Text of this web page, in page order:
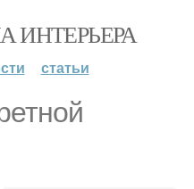
ИНТЕРЬЕРА
статьи